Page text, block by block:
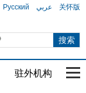
Русский عربي 关怀版
驻外机构 国